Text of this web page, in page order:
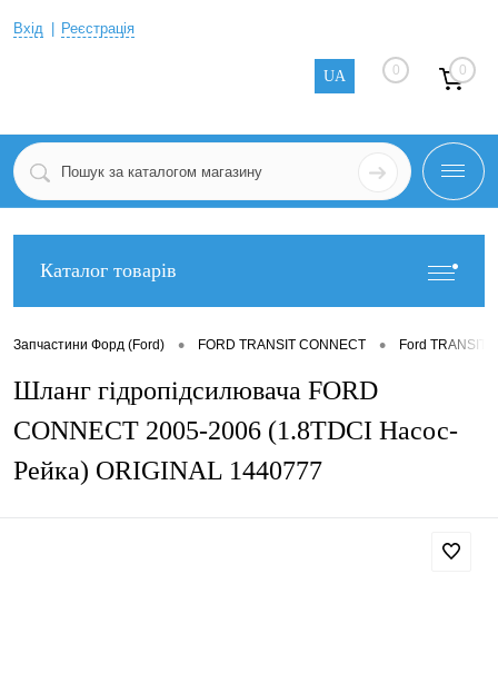
Вхід Реєстрація
UA 0 0
Каталог товарів
Запчастини Форд (Ford) • FORD TRANSIT CONNECT • Ford TRANSIT
Шланг гідропідсилювача FORD
CONNECT 2005-2006 (1.8TDCI Насос-
Рейка) ORIGINAL 1440777